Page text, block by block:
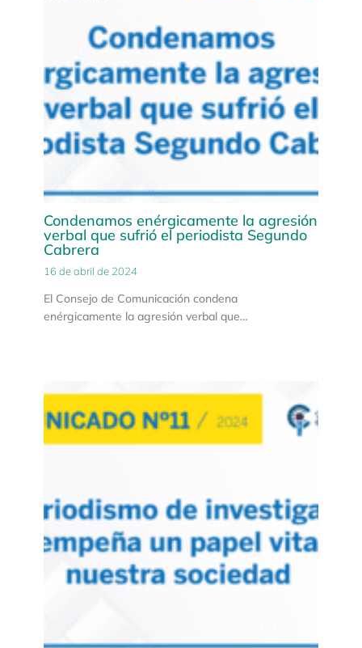
Condenamos enérgicamente la agresión
verbal que sufrió el periodista Segundo
Cabrera
16 de abril de 2024
El Consejo de Comunicación condena
enérgicamente la agresión verbal que…